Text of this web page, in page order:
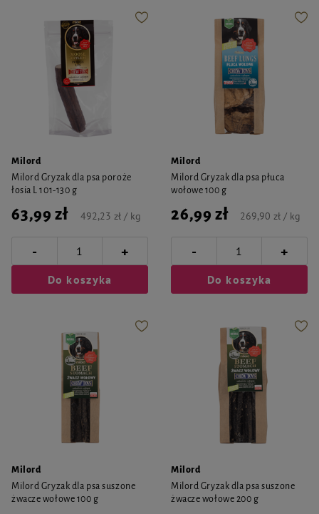
Milord
Milord Gryzak dla psa poroże
łosia L 101-130 g
63,99 zł 492,23 zł / kg
- +
Do koszyka
Milord
Milord Gryzak dla psa płuca
wołowe 100 g
26,99 zł 269,90 zł / kg
- +
Do koszyka
Milord
Milord Gryzak dla psa suszone
żwacze wołowe 100 g
Milord
Milord Gryzak dla psa suszone
żwacze wołowe 200 g